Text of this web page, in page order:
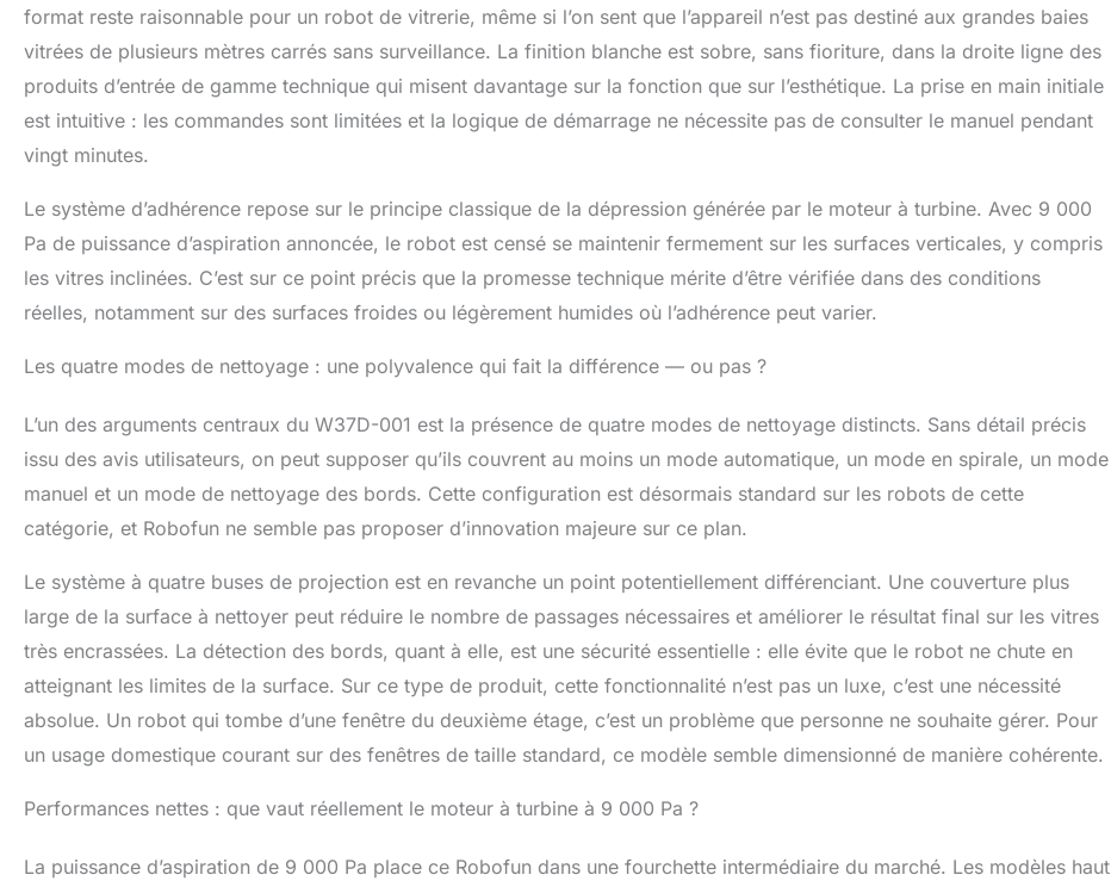
et un fonctionnement plus silencieux. SYSTÈME DE SÉCURITÉ MULTIPLE :
Détection intelligente des bords, le système visuel IA détecte en temps réel
les limites de la fenêtre, identifie précisément la position du cadre et réduit
automatiquement la vitesse au contact du bord – sans risque de chute.
Associé à une forte aspiration et à un câble de sécurité de 4 mètres, il offre
une protection complète. Le système de batterie fonctionne de manière
HAUTE EFFICACITÉ : Équipé d’un système de pulvérisation à 4 buses et
d’un réservoir d’eau de 110 ml, qui nettoie de grandes surfaces sans avoir à
taches tenaces, tout est éliminé sans effort. Les chiffons spéciaux en
microfibre laissent une brillance miroir sans traces sur les surfaces.
format reste raisonnable pour un robot de vitrerie, même si l’on sent que l’appareil n’est pas destiné aux grandes baies
vitrées de plusieurs mètres carrés sans surveillance. La finition blanche est sobre, sans fioriture, dans la droite ligne des
produits d’entrée de gamme technique qui misent davantage sur la fonction que sur l’esthétique. La prise en main initiale
est intuitive : les commandes sont limitées et la logique de démarrage ne nécessite pas de consulter le manuel pendant
vingt minutes.
Le système d’adhérence repose sur le principe classique de la dépression générée par le moteur à turbine. Avec 9 000
Pa de puissance d’aspiration annoncée, le robot est censé se maintenir fermement sur les surfaces verticales, y compris
les vitres inclinées. C’est sur ce point précis que la promesse technique mérite d’être vérifiée dans des conditions
réelles, notamment sur des surfaces froides ou légèrement humides où l’adhérence peut varier.
Les quatre modes de nettoyage : une polyvalence qui fait la différence — ou pas ?
L’un des arguments centraux du W37D-001 est la présence de quatre modes de nettoyage distincts. Sans détail précis
issu des avis utilisateurs, on peut supposer qu’ils couvrent au moins un mode automatique, un mode en spirale, un mode
manuel et un mode de nettoyage des bords. Cette configuration est désormais standard sur les robots de cette
catégorie, et Robofun ne semble pas proposer d’innovation majeure sur ce plan.
Le système à quatre buses de projection est en revanche un point potentiellement différenciant. Une couverture plus
large de la surface à nettoyer peut réduire le nombre de passages nécessaires et améliorer le résultat final sur les vitres
très encrassées. La détection des bords, quant à elle, est une sécurité essentielle : elle évite que le robot ne chute en
atteignant les limites de la surface. Sur ce type de produit, cette fonctionnalité n’est pas un luxe, c’est une nécessité
absolue. Un robot qui tombe d’une fenêtre du deuxième étage, c’est un problème que personne ne souhaite gérer. Pour
un usage domestique courant sur des fenêtres de taille standard, ce modèle semble dimensionné de manière cohérente.
Performances nettes : que vaut réellement le moteur à turbine à 9 000 Pa ?
La puissance d’aspiration de 9 000 Pa place ce Robofun dans une fourchette intermédiaire du marché. Les modèles haut